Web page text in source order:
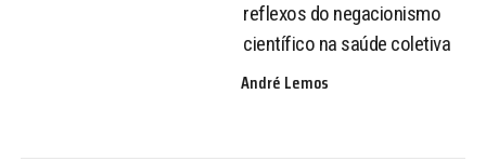
reflexos do negacionismo
científico na saúde coletiva
André Lemos